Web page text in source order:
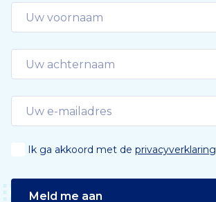
Ik ga akkoord met de privacyverklaring
Meld me aan